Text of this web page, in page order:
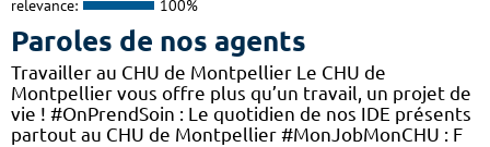
relevance: 100%
Paroles de nos agents
Travailler au CHU de Montpellier Le CHU de
Montpellier vous offre plus qu’un travail, un projet de
vie ! #OnPrendSoin : Le quotidien de nos IDE présents
partout au CHU de Montpellier #MonJobMonCHU : F